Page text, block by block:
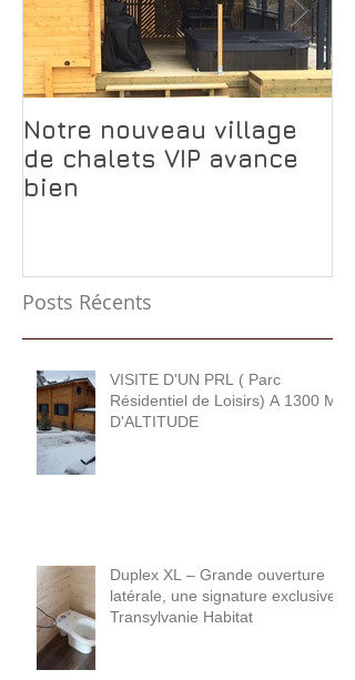
Notre nouveau village
de chalets VIP avance
bien
Posts Récents
VISITE D'UN PRL ( Parc
Résidentiel de Loisirs) A 1300 M
D'ALTITUDE
Duplex XL – Grande ouverture
latérale, une signature exclusive
Transylvanie Habitat